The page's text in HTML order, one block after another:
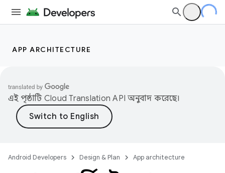
APP ARCHITECTURE
এই পৃষ্ঠাটি Cloud Translation API অনুবাদ করেছে।
Android Developers Design & Plan App architecture